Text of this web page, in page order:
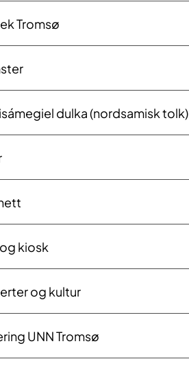
Tromsø
dulka (nordsamisk tolk)
kiosk
og kultur
UNN Tromsø